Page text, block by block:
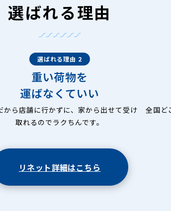
選ばれる理由
選ばれる理由 2
重い荷物を
運ばなくていい
から店舗に行かずに、家から出せて受け
取れるのでラクちんです。
全国ど
リネット詳細はこちら